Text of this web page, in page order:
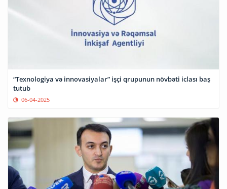
“Texnologiya və innovasiyalar” işçi qrupunun növbəti iclası baş
tutub
06-04-2025